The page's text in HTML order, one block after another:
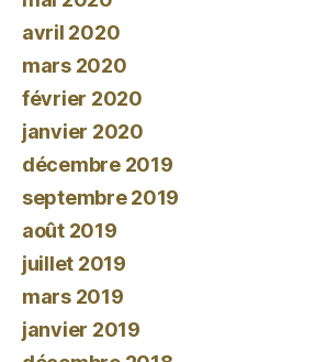
avril 2020
mars 2020
février 2020
janvier 2020
décembre 2019
septembre 2019
août 2019
juillet 2019
mars 2019
janvier 2019